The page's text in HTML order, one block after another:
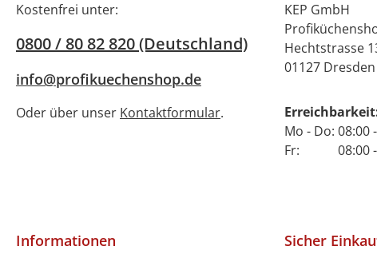
Kostenfrei unter:
0800 / 80 82 820 (Deutschland)
info@profikuechenshop.de
Oder über unser Kontaktformular.
KEP GmbH
Hechtstrasse
01127 Dresden
Mo - Do: 08:00
Fr: 08:00 -
Informationen Sicher